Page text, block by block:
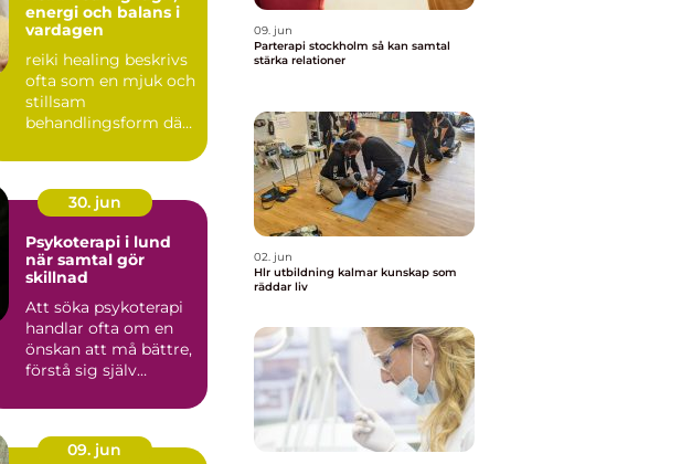
energi och balans i
vardagen
reiki healing beskrivs
ofta som en mjuk och
stillsam
behandlingsform där
fokus...
30. jun
Psykoterapi i lund
när samtal gör
skillnad
Att söka psykoterapi
handlar ofta om en
önskan att må bättre,
förstå sig själv
09. jun
09. jun
Parterapi stockholm så kan samtal
stärka relationer
02. jun
Hlr utbildning kalmar kunskap som
räddar liv